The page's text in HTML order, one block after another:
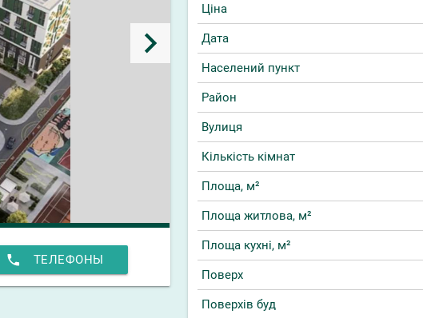
keyboard_arrow_right
phone ТЕЛЕФОНЫ
Ціна
Дата
Населений пункт
Район
Вулиця
Кількість кімнат
Площа, м²
Площа житлова, м²
Площа кухні, м²
Поверх
Поверхів буд